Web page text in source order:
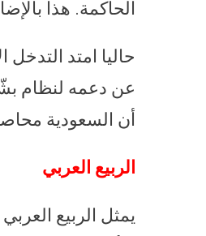
الحاكمة. هذا
حاليا امتد
عن دعمه لنظام
أن السعودية
الربيع العربي
يمثل الربيع